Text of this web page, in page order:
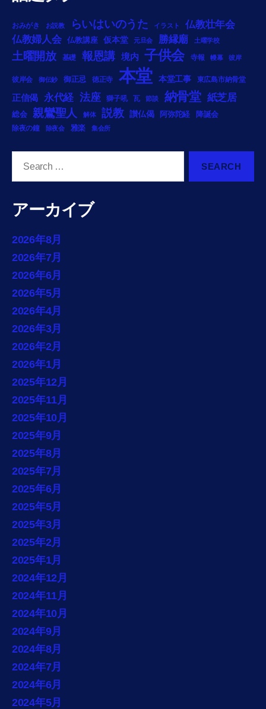
おみがき お説教 らいはいのうた イラスト
仏教壮年会
仏教婦人会
仏教講座 仮本堂 元旦会 勝縁廟 土曜学校
土曜開放 基礎 報恩講 境内 子供会 寺報 幔幕 彼岸
彼岸会 御伝鈔 御正忌 徳正寺 本堂 本堂工事 東広島市納骨堂
正信偈 永代経 法座 獅子吼 瓦 節談 納骨堂 紙芝居
総会 親鸞聖人 解体 説教 讃仏偈 阿弥陀経 降誕会
除夜の鐘 除夜会 雅楽 集会所
アーカイブ
2026年8月
2026年7月
2026年6月
2026年5月
2026年4月
2026年3月
2026年2月
2026年1月
2025年12月
2025年11月
2025年10月
2025年9月
2025年8月
2025年7月
2025年6月
2025年5月
2025年3月
2025年2月
2025年1月
2024年12月
2024年11月
2024年10月
2024年9月
2024年8月
2024年7月
2024年6月
2024年5月